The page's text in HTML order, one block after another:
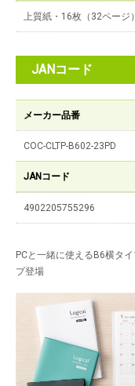
上質紙・16枚（32ページ）
JANコード
メーカー品番
COC-CLTP-B602-23PD
JANコード
4902205755296
PCと一緒に使えるB6横タ
プ登場